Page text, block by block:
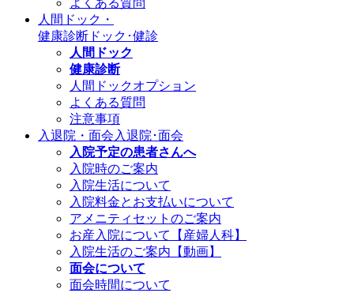
人間ドック・
健康診断 ドック･健診
人間ドック
健康診断
人間ドックオプション
よくある質問
注意事項
入退院・面会 入退院･面会
入院予定の患者さんへ
入院時のご案内
入院生活について
入院料金とお支払いについて
アメニティセットのご案内
お産入院について【産婦人科】
入院生活のご案内【動画】
面会について
面会時間について